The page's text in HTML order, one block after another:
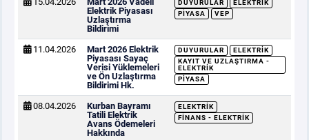
Elektrik Piyasası
Uzlaştırma
Bildirimi
DUYURULAR
ELEKTRIK
PIYASA
VEP
11.04.2026
Mart 2026 Elektrik
Piyasası Sayaç
Verisi Yüklemeleri
ve Ön Uzlaştırma
Bildirimi Hk.
DUYURULAR
ELEKTRIK
KAYIT VE UZLAŞTIRMA -
ELEKTRIK
PIYASA
08.04.2026
Kurban Bayramı
Tatili Elektrik
Avans Ödemeleri
Hakkında
ELEKTRIK
FINANS - ELEKTRIK